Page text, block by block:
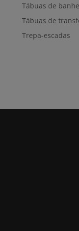
Tábuas de
Tábuas de
Trepa-escadas